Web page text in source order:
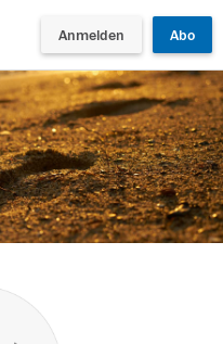
Anmelden Abo